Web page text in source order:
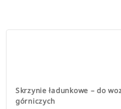
Skrzynie ładunkowe – do
górniczych